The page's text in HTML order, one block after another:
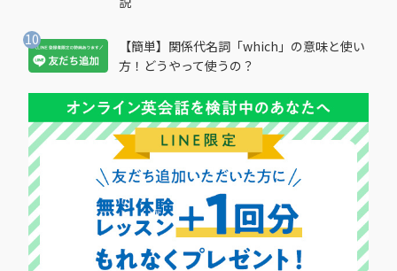
【簡単】関係代名詞「which」の意味と使い
方！どうやって使うの？